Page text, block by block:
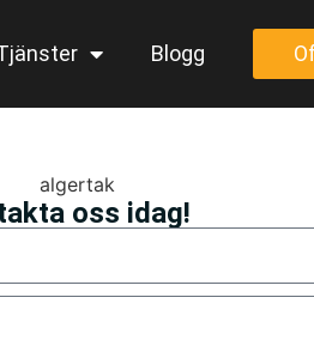
Blogg
oss idag!